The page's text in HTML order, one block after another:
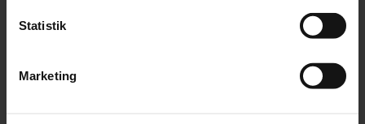
Statistik
Marketing